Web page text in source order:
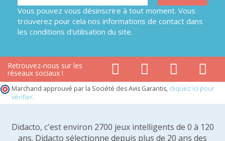
Vous pouvez vous désinscrire à tout moment. Vous
trouverez pour cela nos informations de contact dans
les conditions d'utilisation du site.
Retrouvez-nous sur les
réseaux sociaux !
Marchand approuvé par la Société des Avis Garantis, cliquez ici pour
vérifier.
Didacto, c'est environ 2700 jeux intelligents de 0 à 120
ans. Didacto sélectionne depuis plus de 20 ans des